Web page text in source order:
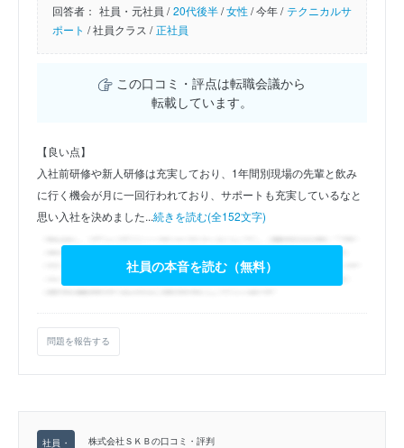
回答者： 社員・元社員 / 20代後半/女性/今年 / テクニカルサ
ポート /社員クラス / 正社員
この口コミ・評点は転職会議から
転載しています。
【良い点】
入社前研修や新人研修は充実しており、1年間別現場の先輩と飲み
に行く機会が月に一回行われており、サポートも充実しているなと
思い入社を決めました...続きを読む(全152文字)
社員の本音を読む（無料）
問題を報告する
株式会社ＳＫＢの口コミ・評判